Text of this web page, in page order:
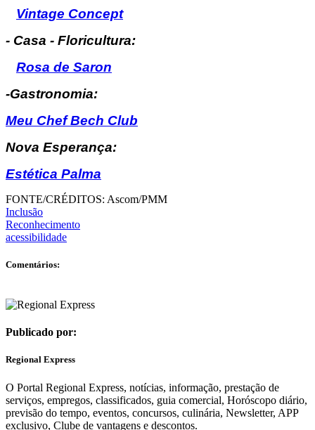
Vintage Concept
- Casa - Floricultura:
Rosa de Saron
-Gastronomia:
Meu Chef Bech Club
Nova Esperança:
Estética Palma
FONTE/CRÉDITOS: Ascom/PMM
Inclusão
Reconhecimento
acessibilidade
Comentários:
Publicado por:
Regional Express
O Portal Regional Express, notícias, informação, prestação de
serviços, empregos, classificados, guia comercial, Horóscopo diário,
previsão do tempo, eventos, concursos, culinária, Newsletter, APP
exclusivo, Clube de vantagens e descontos.